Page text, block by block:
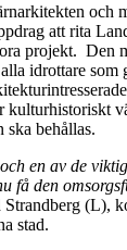
och
att rita
projekt. Den
idrottare som
kulturhistoriskt
behållas.
en av de
få den
(L),
stad.